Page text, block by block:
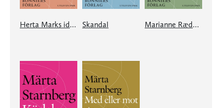
Herta Marks idé, vördsamt tillägnad de ogifta Skandal Marianne Ræder, en nutidskvinna